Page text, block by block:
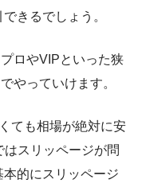
きるでしょう。
ロやVIPといった狭
やっていけます。
ても相場が絶対に安
スリッページが問
的にスリッページ